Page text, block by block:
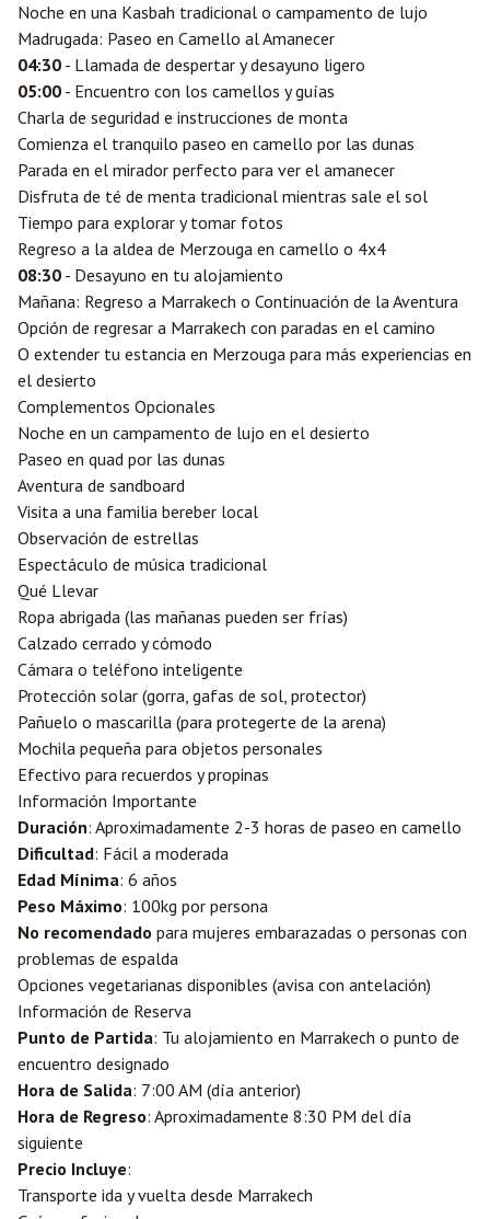
Noche en una Kasbah tradicional o campamento de lujo
Madrugada: Paseo en Camello al Amanecer
04:30 - Llamada de despertar y desayuno ligero
05:00 - Encuentro con los camellos y guías
Charla de seguridad e instrucciones de monta
Comienza el tranquilo paseo en camello por las dunas
Parada en el mirador perfecto para ver el amanecer
Disfruta de té de menta tradicional mientras sale el sol
Tiempo para explorar y tomar fotos
Regreso a la aldea de Merzouga en camello o 4x4
08:30 - Desayuno en tu alojamiento
Mañana: Regreso a Marrakech o Continuación de la Aventura
Opción de regresar a Marrakech con paradas en el camino
O extender tu estancia en Merzouga para más experiencias en
el desierto
Complementos Opcionales
Noche en un campamento de lujo en el desierto
Paseo en quad por las dunas
Aventura de sandboard
Visita a una familia bereber local
Observación de estrellas
Espectáculo de música tradicional
Qué Llevar
Ropa abrigada (las mañanas pueden ser frías)
Calzado cerrado y cómodo
Cámara o teléfono inteligente
Protección solar (gorra, gafas de sol, protector)
Pañuelo o mascarilla (para protegerte de la arena)
Mochila pequeña para objetos personales
Efectivo para recuerdos y propinas
Información Importante
Duración: Aproximadamente 2-3 horas de paseo en camello
Dificultad: Fácil a moderada
Edad Mínima: 6 años
Peso Máximo: 100kg por persona
No recomendado para mujeres embarazadas o personas con
problemas de espalda
Opciones vegetarianas disponibles (avisa con antelación)
Información de Reserva
Punto de Partida: Tu alojamiento en Marrakech o punto de
encuentro designado
Hora de Salida: 7:00 AM (día anterior)
Hora de Regreso: Aproximadamente 8:30 PM del día
siguiente
Precio Incluye:
Transporte ida y vuelta desde Marrakech